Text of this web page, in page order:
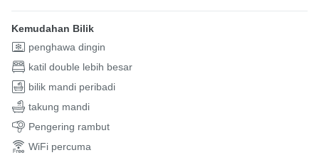
Kemudahan Bilik
penghawa dingin
katil double lebih besar
bilik mandi peribadi
takung mandi
Pengering rambut
WiFi percuma